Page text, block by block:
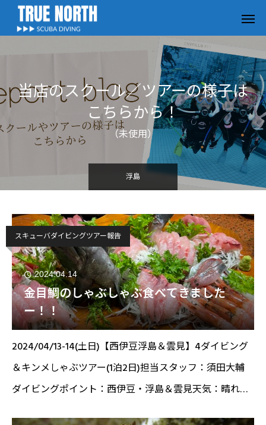
当店のスクール／ツアーの様子は
こちらから！
（未使用）
浮島
スキューバダイビングツアー報告
2024.04.14
金目鯛のしゃぶしゃぶ食べてきました
ー！！
2024/04/13-14(土日)【西伊豆浮島＆雲見】4ダイビング
＆キンメしゃぶツアー(1泊2日)担当スタッフ：須田大輔
ダイビングポイント：西伊豆・浮島＆雲見天気：晴れ透